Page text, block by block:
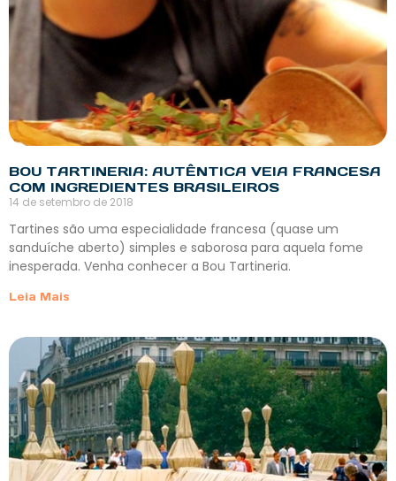
BOU TARTINERIA: AUTÊNTICA VEIA FRANCESA
COM INGREDIENTES BRASILEIROS
14 de setembro de 2018
Tartines são uma especialidade francesa (quase um
sanduíche aberto) simples e saborosa para aquela fome
inesperada. Venha conhecer a Bou Tartineria.
Leia Mais